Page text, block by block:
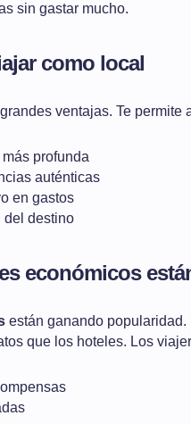
sin gastar mucho.
como local
ventajas. Te permite
profunda
auténticas
en gastos
del destino
económicos
están ganando
que los hoteles. Los